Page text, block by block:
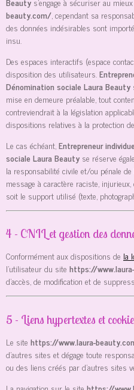
beauty.com/, cependant sa
des données indésirables sont
insu.
Des espaces interactifs (espace
disposition des utilisateurs.
Dénomination sociale Laura Beauty
mise en demeure préalable, tout
contreviendrait à la législation
dispositions relatives à la protection
Le cas échéant,Entrepreneur
sociale Laura Beauty se réserve
la responsabilité civile et/ou pénale
message à caractère raciste,
soit le support utilisé (texte,
4 - CNIL et gestion des
Conformément aux dispositions de la
l’utilisateur du site https://
d’accès, de modification et de
5 - Liens hypertextes et
Le site https://www.laura-
d’autres sites et dégage toute
ou des liens créés par d’autres sites